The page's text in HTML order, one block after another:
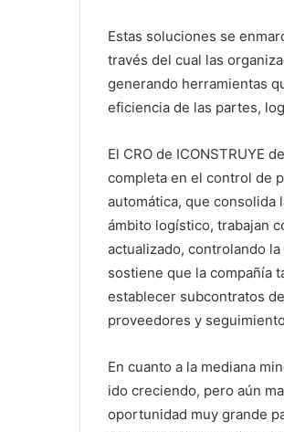
Estas soluciones se
través del cual las
generando herramientas
eficiencia de las partes,
El CRO de ICONSTRUYE
completa en el control de
automática, que
ámbito logístico, trabajan
actualizado, controlando
sostiene que la compañía
establecer subcontratos
proveedores y
En cuanto a la mediana
ido creciendo, pero aún
oportunidad muy grande